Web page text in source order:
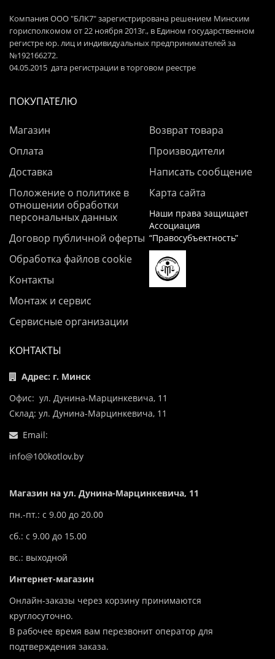
Компания ООО "БЛК7" зарегистрирована решением Минским
горисполкомом от 22 ноября 2013г., в Едином государственном
регистре юр. лиц и индивидуальных предпринимателей за
№192166272.
04.05.2015 дата регистрации в торговом реестре
ПОКУПАТЕЛЮ
Магазин
Оплата
Доставка
Положение о политике в
отношении обработки
персональных данных
Договор публичной оферты
Обработка файлов cookie
Контакты
Монтаж и сервис
Сервисные организации
Возврат товара
Производители
Написать сообщение
Карта сайта
Наши права защищает
Ассоциация
“Правосубъектность”
КОНТАКТЫ
Адрес: г. Минск
Офис: ул. Дунина-Марцинкевича, 11
Склад: ул. Дунина-Марцинкевича, 11
Email:
info@100kotlov.by
Магазин на ул. Дунина-Марцинкевича, 11
пн.-пт.: с 9.00 до 20.00
сб.: с 9.00 до 15.00
вс.: выходной
Интернет-магазин
Онлайн-заказы через корзину принимаются
круглосуточно.
В рабочее время вам перезвонит оператор для
подтверждения заказа.